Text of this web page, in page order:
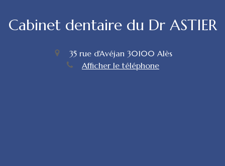
Cabinet dentaire du Dr ASTIER
35 rue d'Avéjan 30100 Alès
Afficher le téléphone